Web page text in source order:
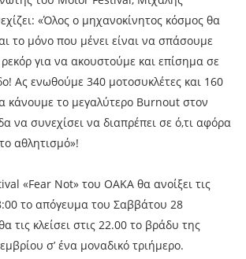
«Όλος ο μηχανοκίνητος κόσμος θα
το μόνο που μένει είναι να σπάσουμε
για να ακουστούμε και επίσημα σε
Ας ενωθούμε 340 μοτοσυκλέτες και 160
κάνουμε το μεγαλύτερο Burnout στον
να συνεχίσει να διαπρέπει σε ό,τι αφόρα
αθλητισμό»!
«Fear Not» του ΟΑΚΑ θα ανοίξει τις
το απόγευμα του Σαββάτου 28
τις κλείσει στις 22.00 το βράδυ της
σ’ ένα μοναδικό τριήμερο.